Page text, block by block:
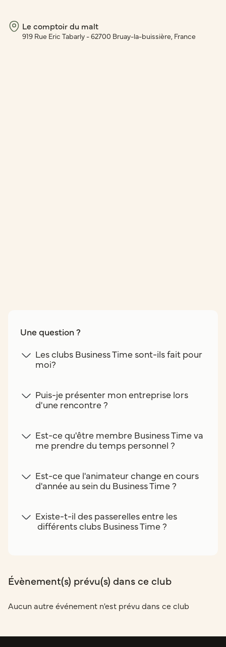
Le comptoir du malt
919 Rue Eric Tabarly - 62700 Bruay-la-buissière, France
Une question ?
Les clubs Business Time sont-ils fait pour
moi?
Puis-je présenter mon entreprise lors
d'une rencontre ?
Est-ce qu'être membre Business Time va
me prendre du temps personnel ?
Est-ce que l'animateur change en cours
d'année au sein du Business Time ?
Existe-t-il des passerelles entre les
différents clubs Business Time ?
Évènement(s) prévu(s) dans ce club
Aucun autre événement n'est prévu dans ce club